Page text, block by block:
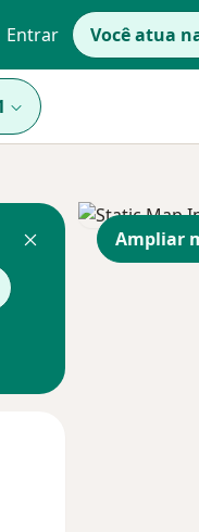
Entrar Você atua
Ampliar